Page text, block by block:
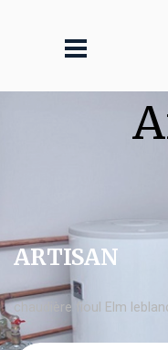
ARTISAN
chaudière fioul Elm